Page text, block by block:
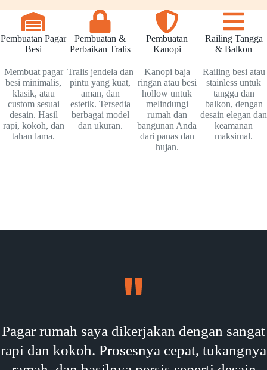
Pembuatan Pagar
Besi
Membuat pagar
besi minimalis,
klasik, atau
custom sesuai
desain. Hasil
rapi, kokoh, dan
tahan lama.
Pembuatan &
Perbaikan Tralis
Tralis jendela dan
pintu yang kuat,
aman, dan
estetik. Tersedia
berbagai model
dan ukuran.
Pembuatan
Kanopi
Kanopi baja
ringan atau besi
hollow untuk
melindungi
rumah dan
bangunan Anda
dari panas dan
hujan.
Railing Tangga
& Balkon
Railing besi atau
stainless untuk
tangga dan
balkon, dengan
desain elegan dan
keamanan
maksimal.
Pagar rumah saya dikerjakan dengan sangat
rapi dan kokoh. Prosesnya cepat, tukangnya